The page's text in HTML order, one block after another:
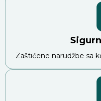
Zaštićene narudžbe sa